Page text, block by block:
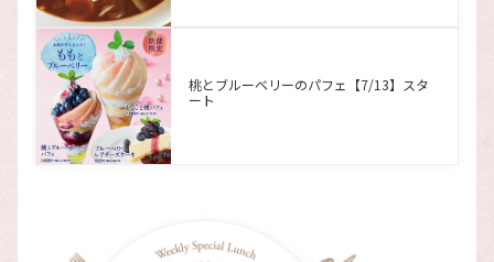
桃とブルーベリーのパフェ【7/13】スタ
ート